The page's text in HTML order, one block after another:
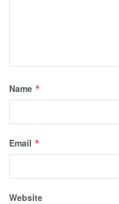
Name *
Email *
Website